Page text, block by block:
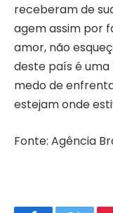
receberam de
agem assim por
amor, não
deste país é
medo de
estejam onde
Fonte: Agência